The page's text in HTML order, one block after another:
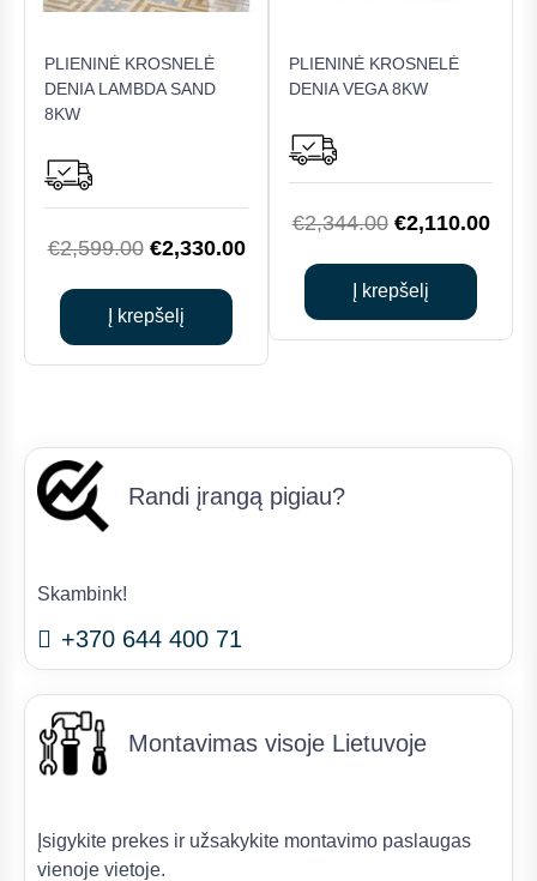
PLIENINĖ KROSNELĖ
DENIA LAMBDA SAND
8KW
€2,599.00 Original
was:
€2,599.00.
€2,330.00Current
€2,330.00.
Į krepšelį
PLIENINĖ KROSNELĖ
DENIA VEGA 8KW
€2,344.00 Original
was:
€2,344.00.
€2,110.00
Į krepšelį
Randi įrangą pigiau?
Skambink!
+370 644 400 71
Montavimas visoje Lietuvoje
Įsigykite prekes ir užsakykite montavimo paslaugas
vienoje vietoje.